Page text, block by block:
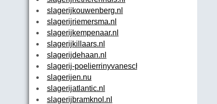
slagerijkouwenberg.nl
slagerijriemersma.nl
slagerijkempenaar.nl
slagerijkillaars.nl
slagerijdehaan.nl
slagerij-poelierrinyvanesch.nl
slagerijen.nu
slagerijatlantic.nl
slagerijbramknol.nl